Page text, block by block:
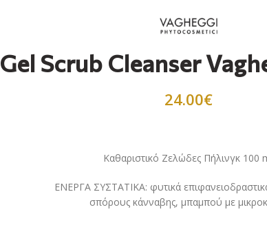
Gel Scrub Cleanser
24.00€
Καθαριστικό Ζελώδες Πήλινγκ 100
ΕΝΕΡΓΑ ΣΥΣΤΑΤΙΚΑ: φυτικά
σπόρους κάνναβης, μπαμπού με